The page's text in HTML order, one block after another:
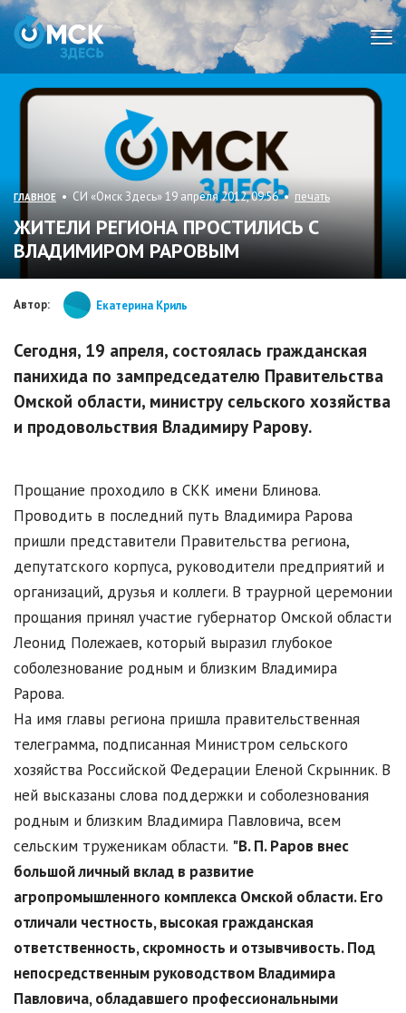
ГЛАВНОЕ • СИ «Омск Здесь» 19 апреля 2012, 09:56 • печать
ЖИТЕЛИ РЕГИОНА ПРОСТИЛИСЬ С
ВЛАДИМИРОМ РАРОВЫМ
Автор: Екатерина Криль
Сегодня, 19 апреля, состоялась гражданская
панихида по зампредседателю Правительства
Омской области, министру сельского хозяйства
и продовольствия Владимиру Рарову.
Прощание проходило в СКК имени Блинова.
Проводить в последний путь Владимира Рарова
пришли представители Правительства региона,
депутатского корпуса, руководители предприятий и
организаций, друзья и коллеги. В траурной церемонии
прощания принял участие губернатор Омской области
Леонид Полежаев, который выразил глубокое
соболезнование родным и близким Владимира
Рарова.
На имя главы региона пришла правительственная
телеграмма, подписанная Министром сельского
хозяйства Российской Федерации Еленой Скрынник. В
ней высказаны слова поддержки и соболезнования
родным и близким Владимира Павловича, всем
сельским труженикам области. "В. П. Раров внес
большой личный вклад в развитие
агропромышленного комплекса Омской области. Его
отличали честность, высокая гражданская
ответственность, скромность и отзывчивость. Под
непосредственным руководством Владимира
Павловича, обладавшего профессиональными